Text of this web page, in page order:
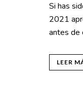
Si has
2021
antes de
LEER